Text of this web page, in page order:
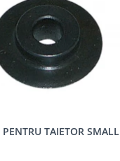
PENTRU TAIETOR SMALL